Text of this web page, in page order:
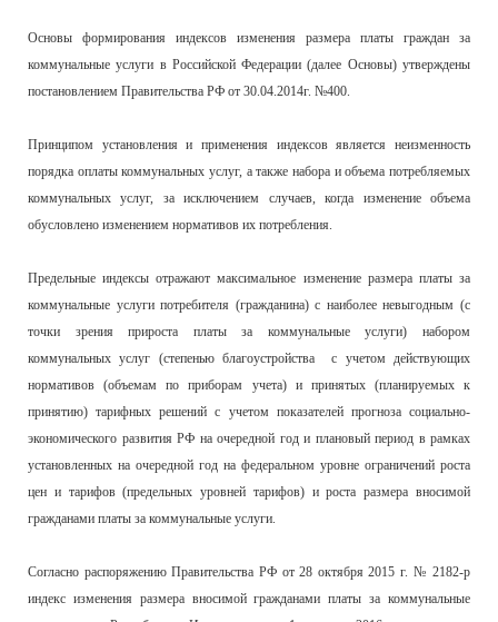
Основы формирования индексов изменения размера платы граждан за
коммунальные услуги в Российской Федерации (далее Основы) утверждены
постановлением Правительства РФ от 30.04.2014г. №400.
Принципом установления и применения индексов является неизменность
порядка оплаты коммунальных услуг, а также набора и объема потребляемых
коммунальных услуг, за исключением случаев, когда изменение объема
обусловлено изменением нормативов их потребления.
Предельные индексы отражают максимальное изменение размера платы за
коммунальные услуги потребителя (гражданина) с наиболее невыгодным (с
точки зрения прироста платы за коммунальные услуги) набором
коммунальных услуг (степенью благоустройства с учетом действующих
нормативов (объемам по приборам учета) и принятых (планируемых к
принятию) тарифных решений с учетом показателей прогноза социально-
экономического развития РФ на очередной год и плановый период в рамках
установленных на очередной год на федеральном уровне ограничений роста
цен и тарифов (предельных уровней тарифов) и роста размера вносимой
гражданами платы за коммунальные услуги.
Согласно распоряжению Правительства РФ от 28 октября 2015 г. № 2182-р
индекс изменения размера вносимой гражданами платы за коммунальные